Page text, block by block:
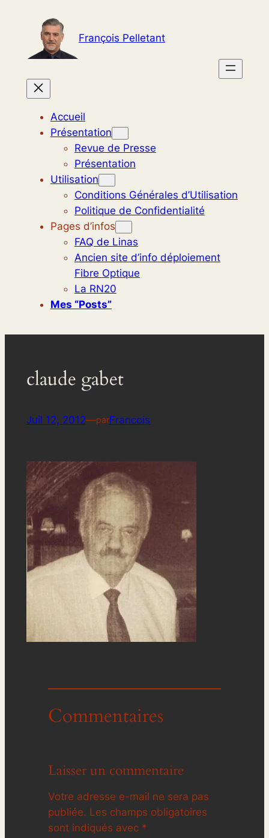
contenu
François Pelletant
Accueil
Présentation
Revue de Presse
Présentation
Utilisation
Conditions Générales d’Utilisation
Politique de Confidentialité
Pages d’infos
FAQ de Linas
Ancien site d’info déploiement
Fibre Optique
La RN20
Mes “posts”
claude gabet
Juil 12, 2012—parFrancois
Commentaires
Laisser un commentaire
Votre adresse e-mail ne sera pas
publiée. Les champs obligatoires
sont indiqués avec *